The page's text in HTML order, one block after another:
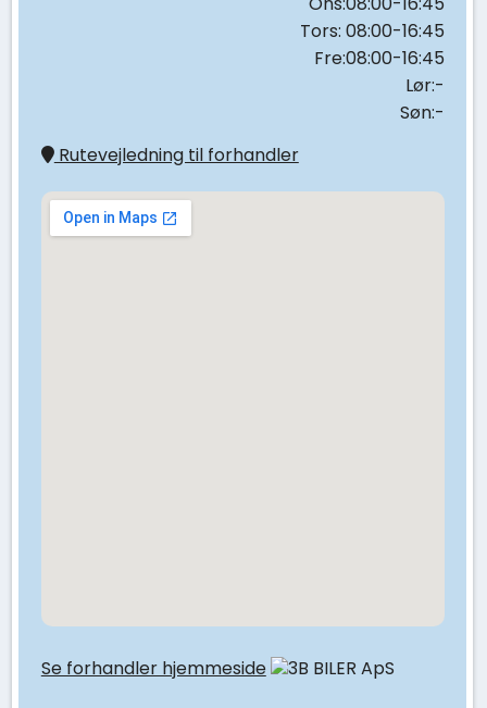
Tors: 08:00-16:45
Fre:08:00-16:45
Lør:-
Søn:-
Rutevejledning til forhandler
Se forhandler hjemmeside